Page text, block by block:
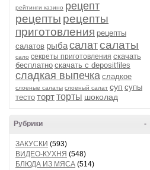
рейтинги казино рецепт
рецепты рецепты
приготовления рецепты
салатов рыбасалатсалаты
сало секреты приготовления скачать
бесплатно скачать с depositfiles
сладкая выпечка сладкое
слоеные салаты слоеный салат суп супы
тесто тортторты шоколад
-
Рубрики
ЗАКУСКИ (593)
ВИДЕО-КУХНЯ (548)
БЛЮДА ИЗ МЯСА (514)